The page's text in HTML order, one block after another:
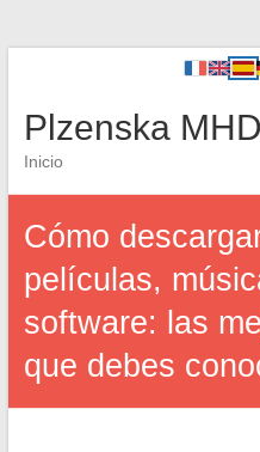
Plzenska MHD
Inicio
Cómo
películas,
software: las
que debes